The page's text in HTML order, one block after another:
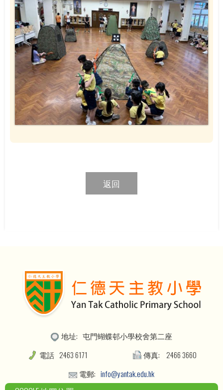
返回
地址: 屯門蝴蝶邨小學校舍第二座
電話 2463 6171 傳真:
2466 3660
電郵: info@yantak.edu.hk